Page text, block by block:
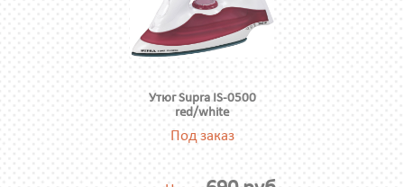
Утюг Supra IS-0500
red/white
Под заказ